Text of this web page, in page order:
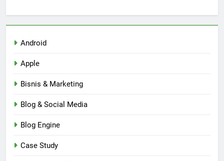
Android
Apple
Bisnis & Marketing
Blog & Social Media
Blog Engine
Case Study